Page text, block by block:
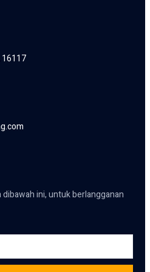
16117
ini, untuk berlangganan